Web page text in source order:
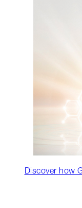
Discover how